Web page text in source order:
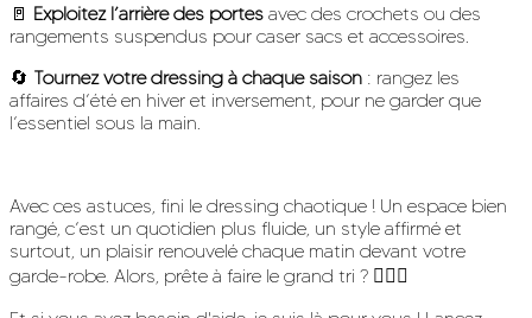
🚪 Exploitez l’arrière des portes avec des crochets ou des
rangements suspendus pour caser sacs et accessoires.
🔄 Tournez votre dressing à chaque saison : rangez les
affaires d’été en hiver et inversement, pour ne garder que
l’essentiel sous la main.
Avec ces astuces, fini le dressing chaotique ! Un espace bien
rangé, c’est un quotidien plus fluide, un style affirmé et
surtout, un plaisir renouvelé chaque matin devant votre
garde-robe. Alors, prête à faire le grand tri ? 💁‍♀️✨